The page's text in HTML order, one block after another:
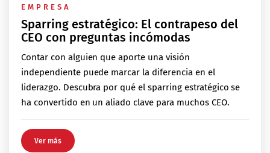
EMPRESA
Sparring estratégico: El contrapeso del
CEO con preguntas incómodas
Contar con alguien que aporte una visión
independiente puede marcar la diferencia en el
liderazgo. Descubra por qué el sparring estratégico se
ha convertido en un aliado clave para muchos CEO.
Ver más